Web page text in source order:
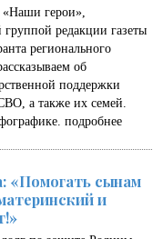
герои»,
редакции газеты
регионального
об
поддержки
а также их семей.
подробнее
«Помогать сынам
и